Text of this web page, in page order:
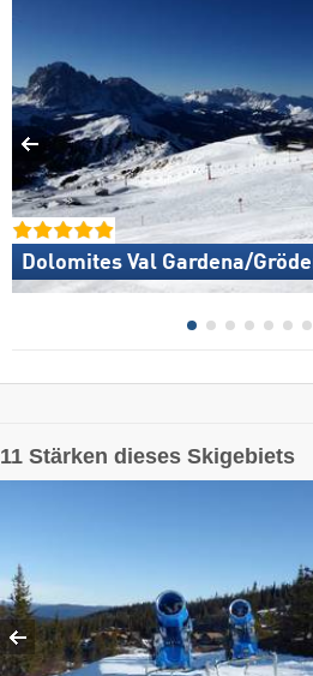
Dolomites Val Gardena/​
11 Stärken dieses Skigebiets